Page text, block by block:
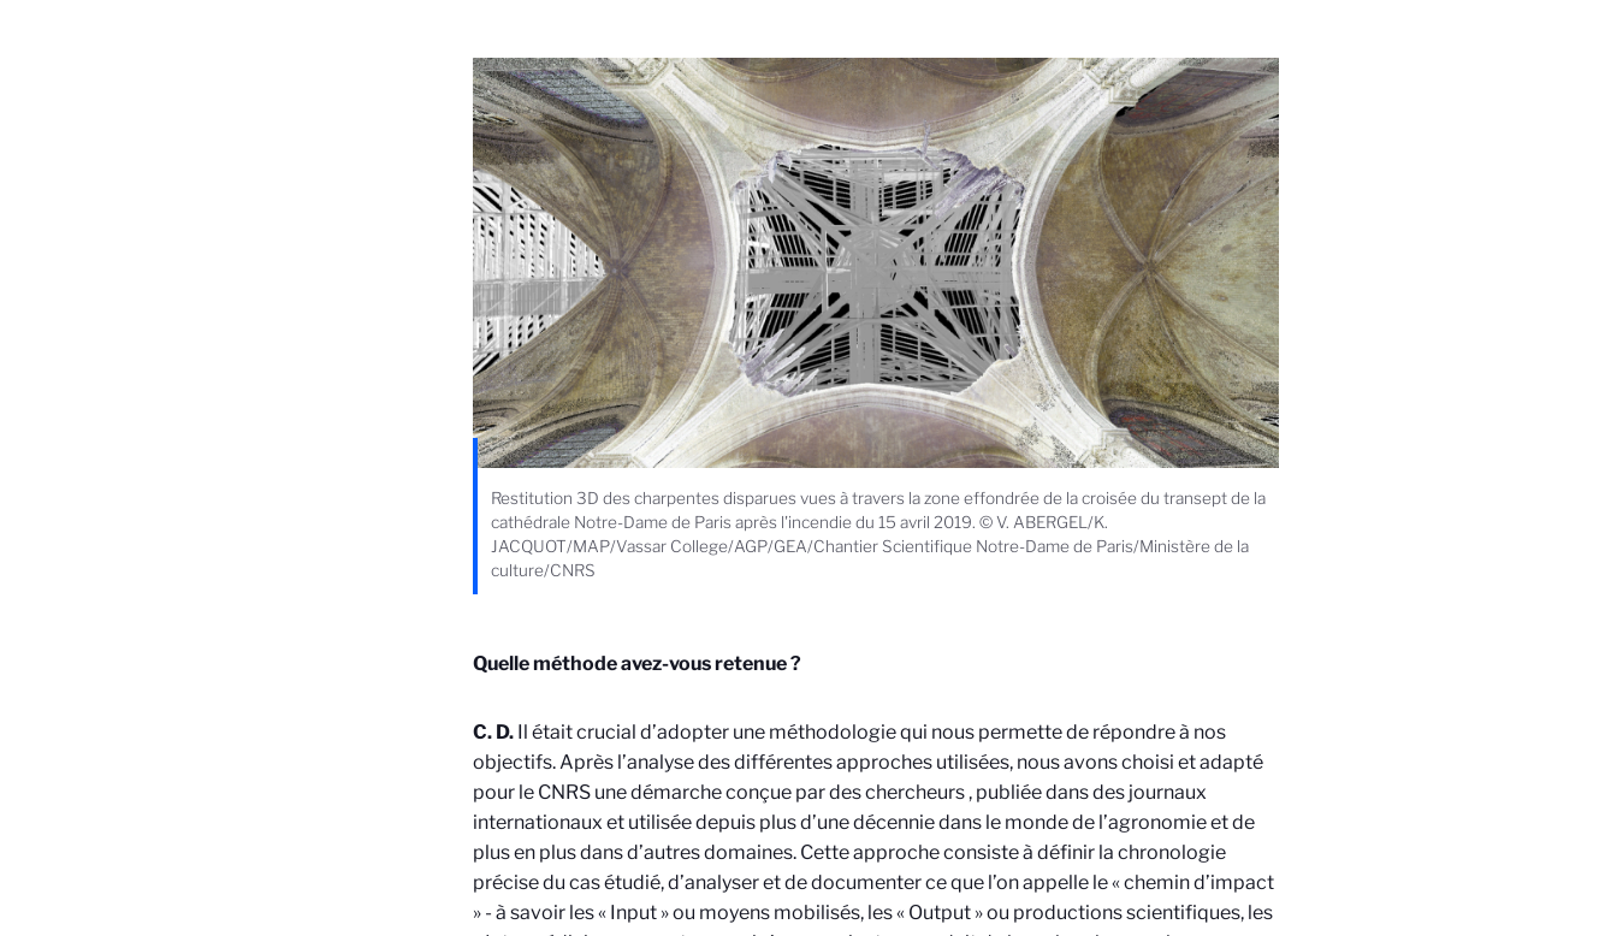
Restitution 3D des charpentes disparues vues à travers la zone effondrée de la croisée du transept de la
cathédrale Notre-Dame de Paris après l'incendie du 15 avril 2019. © V. ABERGEL/K.
JACQUOT/MAP/Vassar College/AGP/GEA/Chantier Scientifique Notre-Dame de Paris/Ministère de la
culture/CNRS
Quelle méthode avez-vous retenue ?
C. D.Il était crucial d’adopter une méthodologie qui nous permette de répondre à nos
objectifs. Après l’analyse des différentes approches utilisées, nous avons choisi et adapté
pour le CNRS une démarche conçue par des chercheurs , publiée dans des journaux
internationaux et utilisée depuis plus d’une décennie dans le monde de l’agronomie et de
plus en plus dans d’autres domaines. Cette approche consiste à définir la chronologie
précise du cas étudié, d’analyser et de documenter ce que l’on appelle le « chemin d’impact
» - à savoir les « Input » ou moyens mobilisés, les « Output » ou productions scientifiques, les